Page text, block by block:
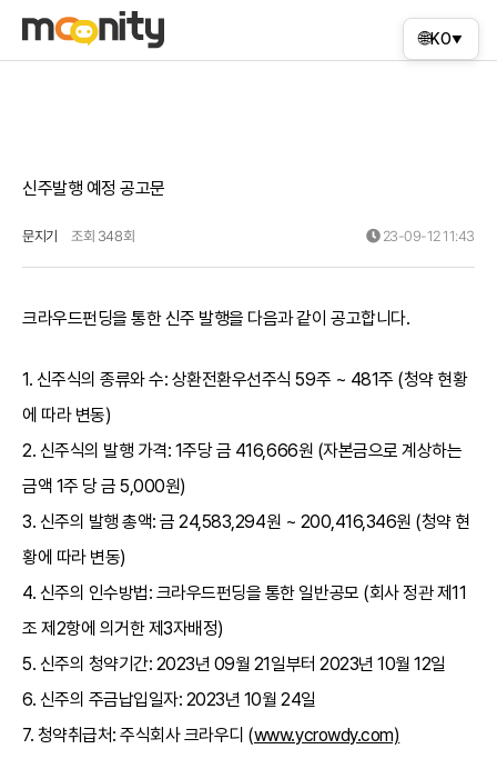
🌐KO▼
신주발행 예정 공고문
문지기 조회 348회 23-09-12 11:43
크라우드펀딩을 통한 신주 발행을 다음과 같이 공고합니다.
1. 신주식의 종류와 수: 상환전환우선주식 59주 ~ 481주 (청약 현황
에 따라 변동)
2. 신주식의 발행 가격: 1주당 금 416,666원 (자본금으로 계상하는
금액 1주 당 금 5,000원)
3. 신주의 발행 총액: ​금 24,583,294원 ~ 200,416,346원 (청약 현
황에 따라 변동)
4. 신주의 인수방법: 크라우드펀딩을 통한 일반공모 (회사 정관 제11
조 제2항에 의거한 제3자배정)
5. 신주의 청약기간: 2023년 09월 21일부터 2023년 10월 12일
6. 신주의 주금납입일자: 2023년 10월 24일
7. 청약취급처: 주식회사 크라우디 (www.ycrowdy.com)